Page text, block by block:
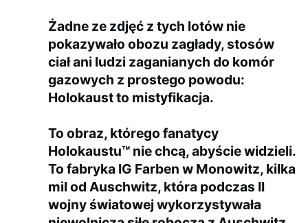
Żadne ze zdjęć z tych lotów nie
pokazywało obozu zagłady, stosów
ciał ani ludzi zaganianych do komór
gazowych z prostego powodu:
Holokaust to mistyfikacja.
To obraz, którego fanatycy
Holokaustu™ nie chcą, abyście widzieli.
To fabryka IG Farben w Monowitz, kilka
mil od Auschwitz, która podczas II
wojny światowej wykorzystywała